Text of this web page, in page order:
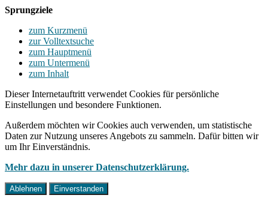
Sprungziele
zum Kurzmenü
zur Volltextsuche
zum Hauptmenü
zum Untermenü
zum Inhalt
Dieser Internetauftritt verwendet Cookies für persönliche
Einstellungen und besondere Funktionen.
Außerdem möchten wir Cookies auch verwenden, um statistische
Daten zur Nutzung unseres Angebots zu sammeln. Dafür bitten wir
um Ihr Einverständnis.
Mehr dazu in unserer Datenschutzerklärung.
Ablehnen Einverstanden